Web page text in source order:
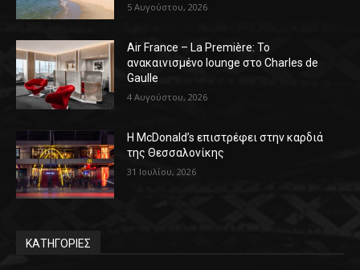
5 Αυγούστου, 2026
Air France – La Première: Το
ανακαινισμένο lounge στο Charles de
Gaulle
4 Αυγούστου, 2026
Η McDonald’s επιστρέφει στην καρδιά
της Θεσσαλονίκης
31 Ιουλίου, 2026
ΚΑΤΗΓΟΡΙΕΣ